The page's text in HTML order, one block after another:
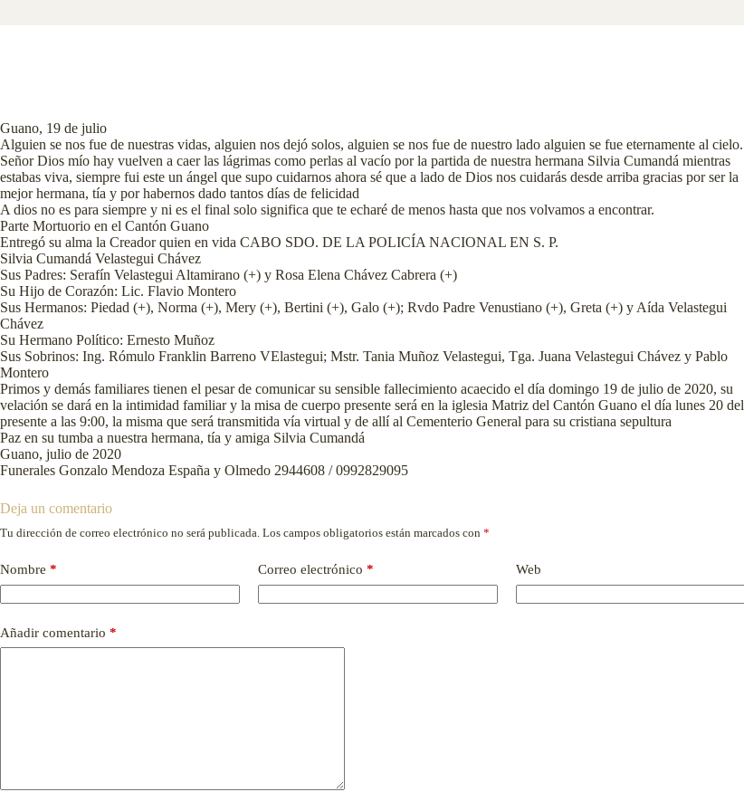
Guano, 19 de julio
Alguien se nos fue de nuestras vidas, alguien nos dejó solos, alguien se nos fue de nuestro lado alguien se fue eternamente al cielo.
Señor Dios mío hay vuelven a caer las lágrimas como perlas al vacío por la partida de nuestra hermana Silvia Cumandá mientras
estabas viva, siempre fui este un ángel que supo cuidarnos ahora sé que a lado de Dios nos cuidarás desde arriba gracias por ser la
mejor hermana, tía y por habernos dado tantos días de felicidad
A dios no es para siempre y ni es el final solo significa que te echaré de menos hasta que nos volvamos a encontrar.
Parte Mortuorio en el Cantón Guano
Entregó su alma la Creador quien en vida CABO SDO. DE LA POLICÍA NACIONAL EN S. P.
Silvia Cumandá Velastegui Chávez
Sus Padres: Serafín Velastegui Altamirano (+) y Rosa Elena Chávez Cabrera (+)
Su Hijo de Corazón: Lic. Flavio Montero
Sus Hermanos: Piedad (+), Norma (+), Mery (+), Bertini (+), Galo (+); Rvdo Padre Venustiano (+), Greta (+) y Aída Velastegui
Chávez
Su Hermano Político: Ernesto Muñoz
Sus Sobrinos: Ing. Rómulo Franklin Barreno VElastegui; Mstr. Tania Muñoz Velastegui, Tga. Juana Velastegui Chávez y Pablo
Montero
Primos y demás familiares tienen el pesar de comunicar su sensible fallecimiento acaecido el día domingo 19 de julio de 2020, su
velación se dará en la intimidad familiar y la misa de cuerpo presente será en la iglesia Matriz del Cantón Guano el día lunes 20 del
presente a las 9:00, la misma que será transmitida vía virtual y de allí al Cementerio General para su cristiana sepultura
Paz en su tumba a nuestra hermana, tía y amiga Silvia Cumandá
Guano, julio de 2020
Funerales Gonzalo Mendoza España y Olmedo 2944608 / 0992829095
Deja un comentario
Tu dirección de correo electrónico no será publicada. Los campos obligatorios están marcados con *
Nombre * Correo electrónico * Web
Añadir comentario *